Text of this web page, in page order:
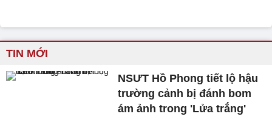
TIN MỚI
NSƯT Hồ Phong tiết lộ hậu
trường cảnh bị đánh bom
ám ảnh trong 'Lửa trắng'